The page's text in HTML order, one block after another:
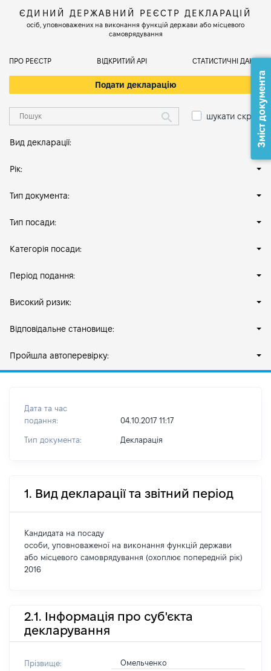
ЄДИНИЙ ДЕРЖАВНИЙ РЕЄСТР ДЕКЛАРАЦІЙ
осіб, уповноважених на виконання функцій держави або місцевого
самоврядування
ПРО РЕЄСТР ВІДКРИТИЙ АРІ СТАТИСТИЧНІ ДАНІ
Подати декларацію
шукати скрізь
Вид декларації:
Рік:
Тип документа:
Тип посади:
Категорія посади:
Період подання:
Високий ризик:
Відповідальне становище:
Пройшла автоперевірку:
Дата та час
подання:
04.10.2017 11:17
Тип документа: Декларація
1. Вид декларації та звітний період
Кандидата на посаду
особи, уповноваженої на виконання функцій держави
або місцевого самоврядування (охоплює попередній рік)
2016
2.1. Інформація про суб'єкта
декларування
Прізвище: Омельченко
Зміст документа